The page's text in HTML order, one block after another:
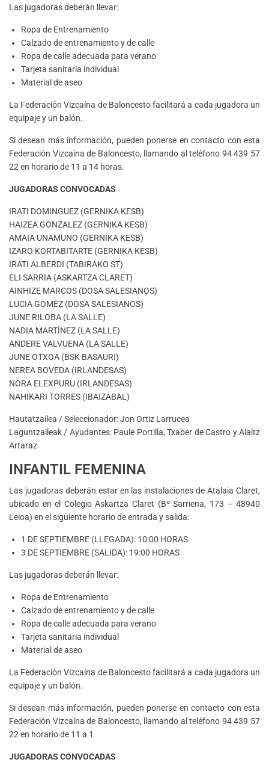
Las jugadoras deberán llevar:
Ropa de Entrenamiento
Calzado de entrenamiento y de calle
Ropa de calle adecuada para verano
Tarjeta sanitaria individual
Material de aseo
La Federación Vizcaína de Baloncesto facilitará a cada jugadora un
equipaje y un balón.
Si desean más información, pueden ponerse en contacto con esta
Federación Vizcaína de Baloncesto, llamando al teléfono 94 439 57
22 en horario de 11 a 14 horas.
JUGADORAS CONVOCADAS
IRATI DOMINGUEZ (GERNIKA KESB)
HAIZEA GONZALEZ (GERNIKA KESB)
AMAIA UNAMUNO (GERNIKA KESB)
IZARO KORTABITARTE (GERNIKA KESB)
IRATI ALBERDI (TABIRAKO ST)
ELI SARRIA (ASKARTZA CLARET)
AINHIZE MARCOS (DOSA SALESIANOS)
LUCIA GOMEZ (DOSA SALESIANOS)
JUNE RILOBA (LA SALLE)
NADIA MARTÍNEZ (LA SALLE)
ANDERE VALVUENA (LA SALLE)
JUNE OTXOA (BSK BASAURI)
NEREA BOVEDA (IRLANDESAS)
NORA ELEXPURU (IRLANDESAS)
NAHIKARI TORRES (IBAIZABAL)
Hautatzailea / Seleccionador: Jon Ortiz Larrucea
Laguntzaileak / Ayudantes: Paule Portilla, Txaber de Castro y Alaitz
Artaraz
INFANTIL FEMENINA
Las jugadoras deberán estar en las instalaciones de Atalaia Claret,
ubicado en el Colegio Askartza Claret (Bº Sarriena, 173 – 48940
Leioa) en el siguiente horario de entrada y salida:
1 DE SEPTIEMBRE (LLEGADA): 10:00 HORAS
3 DE SEPTIEMBRE (SALIDA): 19:00 HORAS
Las jugadoras deberán llevar:
Ropa de Entrenamiento
Calzado de entrenamiento y de calle
Ropa de calle adecuada para verano
Tarjeta sanitaria individual
Material de aseo
La Federación Vizcaína de Baloncesto facilitará a cada jugadora un
equipaje y un balón.
Si desean más información, pueden ponerse en contacto con esta
Federación Vizcaína de Baloncesto, llamando al teléfono 94 439 57
22 en horario de 11 a 1
JUGADORAS CONVOCADAS